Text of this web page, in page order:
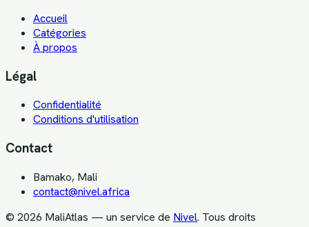
Accueil
Catégories
À propos
Légal
Confidentialité
Conditions d'utilisation
Contact
Bamako, Mali
contact@nivel.africa
© 2026 MaliAtlas — un service de Nivel. Tous droits